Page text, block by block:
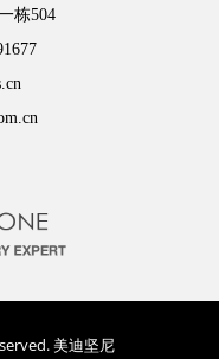
栋504
美迪坚尼